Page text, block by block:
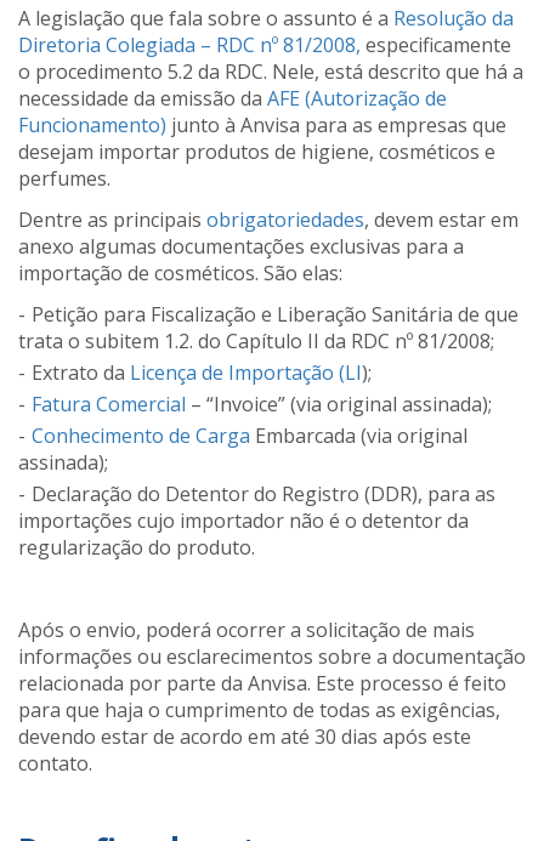
A legislação que fala sobre o assunto é a Resolução da
Diretoria Colegiada – RDC nº81/2008, especificamente
o procedimento 5.2 da RDC. Nele, está descrito que há a
necessidade da emissão da AFE (Autorização de
Funcionamento) junto à Anvisa para as empresas que
desejam importar produtos de higiene, cosméticos e
perfumes.
Dentre as principais obrigatoriedades, devem estar em
anexo algumas documentações exclusivas para a
importação de cosméticos. São elas:
Petição para Fiscalização e Liberação Sanitária de que
trata o subitem 1.2. do Capítulo II da RDC nº 81/2008;
Extrato da Licença de Importação (LI);
Fatura Comercial – “Invoice” (via original assinada);
Conhecimento de Carga Embarcada (via original
assinada);
Declaração do Detentor do Registro (DDR), para as
importações cujo importador não é o detentor da
regularização do produto.
Após o envio, poderá ocorrer a solicitação de mais
informações ou esclarecimentos sobre a documentação
relacionada por parte da Anvisa. Este processo é feito
para que haja o cumprimento de todas as exigências,
devendo estar de acordo em até 30 dias após este
contato.